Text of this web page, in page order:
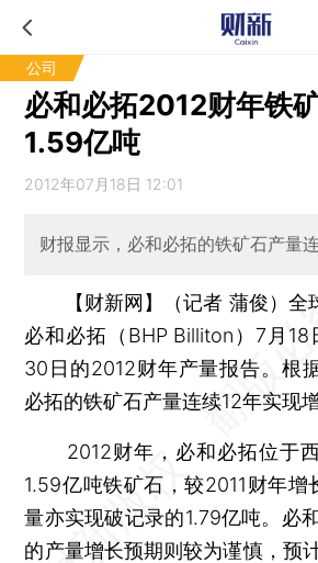
公司
必和必拓2012财年铁
1.59亿吨
2012年07月18日 12:01
财报显示，必和必拓的铁矿石产量
【财新网】（记者 蒲俊） 全
必和必拓（BHP Billiton）7月18
30日的2012财年产量报告。根
必拓的铁矿石产量连续12年实现增
2012财年，必和必拓位于西
1.59亿吨铁矿石，较2011财年增
量亦实现破记录的1.79亿吨。必
的产量增长预期则较为谨慎，预